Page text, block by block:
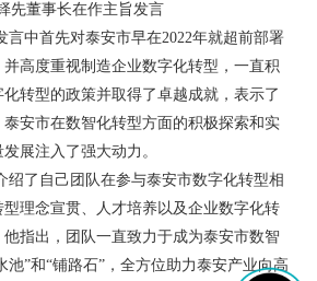
先董事长在作主旨发言
首先对泰安市早在2022年就超前部署
高度重视制造企业数字化转型，一直积
转型的政策并取得了卓越成就，表示了
安市在数智化转型方面的积极探索和实
展注入了强大动力。
了自己团队在参与泰安市数字化转型相
理念宣贯、人才培养以及企业数字化转
指出，团队一直致力于成为泰安市数智
池”和“铺路石”，全方位助力泰安产业向高